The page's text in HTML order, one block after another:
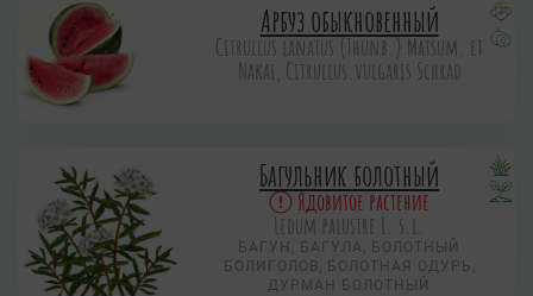
Арбуз обыкновенный
Citrullus lanatus (Thunb.) Matsum. et
Nakai, Citrullus.vulgaris Schrad
Багульник болотный
Ядовитое растение
Ledum palustre L. s.l.
БАГУН, БАГУЛА, БОЛОТНЫЙ
БОЛИГОЛОВ, БОЛОТНАЯ ОДУРЬ,
ДУРМАН БОЛОТНЫЙ